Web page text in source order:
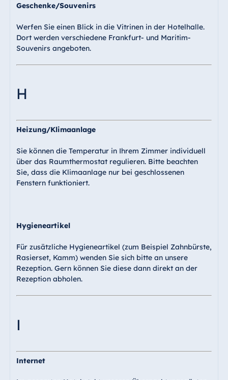
Geschenke/Souvenirs
Werfen Sie einen Blick in die Vitrinen in der Hotelhalle.
Dort werden verschiedene Frankfurt- und Maritim-
Souvenirs angeboten.
H
Heizung/Klimaanlage
Sie können die Temperatur in Ihrem Zimmer individuell
über das Raumthermostat regulieren. Bitte beachten
Sie, dass die Klimaanlage nur bei geschlossenen
Fenstern funktioniert.
Hygieneartikel
Für zusätzliche Hygieneartikel (zum Beispiel Zahnbürste,
Rasierset, Kamm) wenden Sie sich bitte an unsere
Rezeption. Gern können Sie diese dann direkt an der
Rezeption abholen.
I
Internet